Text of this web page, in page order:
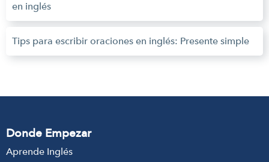
en inglés
Tips para escribir oraciones en inglés: Presente simple
Donde Empezar
Aprende Inglés